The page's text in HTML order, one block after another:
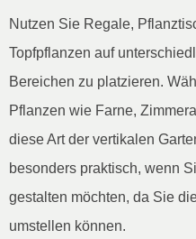
Nutzen Sie Regale,
Topfpflanzen auf
Bereichen zu platzieren.
Pflanzen wie Farne,
diese Art der vertikalen
besonders praktisch, wenn
gestalten möchten, da Sie
umstellen können.